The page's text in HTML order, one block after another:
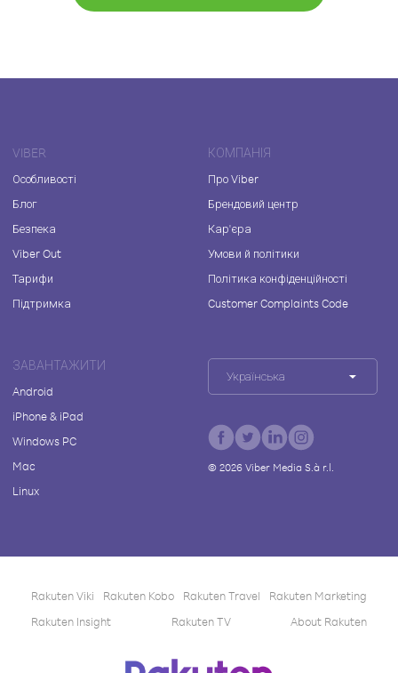
VIBER
Особливості
Блог
Безпека
Viber Out
Тарифи
Підтримка
КОМПАНІЯ
Про Viber
Брендовий центр
Кар'єра
Умови й політики
Політика конфіденційності
Customer Complaints Code
ЗАВАНТАЖИТИ
Android
iPhone & iPad
Windows PC
Mac
Linux
Українська
© 2026Viber Media S.à r.l.
Rakuten Viki Rakuten Kobo Rakuten Travel
Rakuten Marketing
Rakuten Insight
Rakuten TV About Rakuten